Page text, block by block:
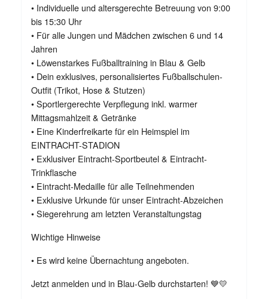
• Individuelle und altersgerechte Betreuung von 9:00
bis 15:30 Uhr
• Für alle Jungen und Mädchen zwischen 6 und 14
Jahren
• Löwenstarkes Fußballtraining in Blau & Gelb
• Dein exklusives, personalisiertes Fußballschulen-
Outfit (Trikot, Hose & Stutzen)
• Sportlergerechte Verpflegung inkl. warmer
Mittagsmahlzeit & Getränke
• Eine Kinderfreikarte für ein Heimspiel im
EINTRACHT-STADION
• Exklusiver Eintracht-Sportbeutel & Eintracht-
Trinkflasche
• Eintracht-Medaille für alle Teilnehmenden
• Exklusive Urkunde für unser Eintracht-Abzeichen
• Siegerehrung am letzten Veranstaltungstag
Wichtige Hinweise
• Es wird keine Übernachtung angeboten.
Jetzt anmelden und in Blau-Gelb durchstarten! 💙💛